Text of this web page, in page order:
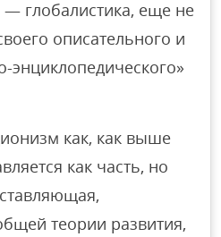
— глобалистика, еще не
описательного и
энциклопедического»
как, как выше
как часть, но
теории развития,